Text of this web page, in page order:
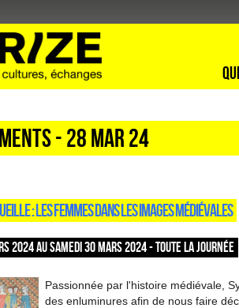
- 28 Mar 24
: LES FEMMES DANS LES IMAGES MÉDIÉVALES
2024 AU SAMEDI 30 MARS 2024 - TOUTE LA JOURNÉE
Passionnée par l'histoire médiévale,
des enluminures afin de nous faire